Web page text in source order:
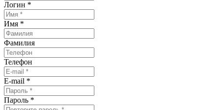
Логин *
Имя *
Фамилия
Телефон
E-mail *
Пароль *